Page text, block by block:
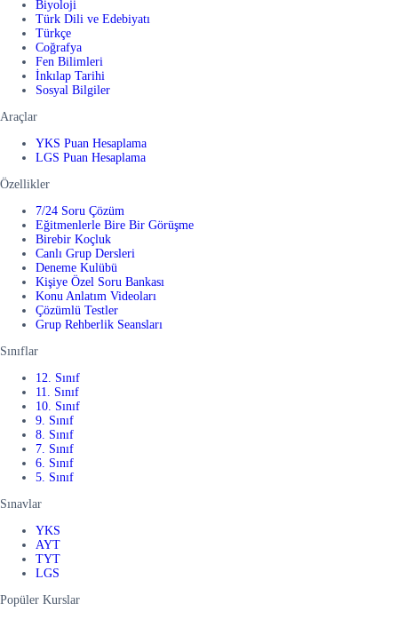
Biyoloji
Türk Dili ve Edebiyatı
Türkçe
Coğrafya
Fen Bilimleri
İnkılap Tarihi
Sosyal Bilgiler
Araçlar
YKS Puan Hesaplama
LGS Puan Hesaplama
Özellikler
7/24 Soru Çözüm
Eğitmenlerle Bire Bir Görüşme
Birebir Koçluk
Canlı Grup Dersleri
Deneme Kulübü
Kişiye Özel Soru Bankası
Konu Anlatım Videoları
Çözümlü Testler
Grup Rehberlik Seansları
Sınıflar
12. Sınıf
11. Sınıf
10. Sınıf
9. Sınıf
8. Sınıf
7. Sınıf
6. Sınıf
5. Sınıf
Sınavlar
YKS
AYT
TYT
LGS
Popüler Kurslar